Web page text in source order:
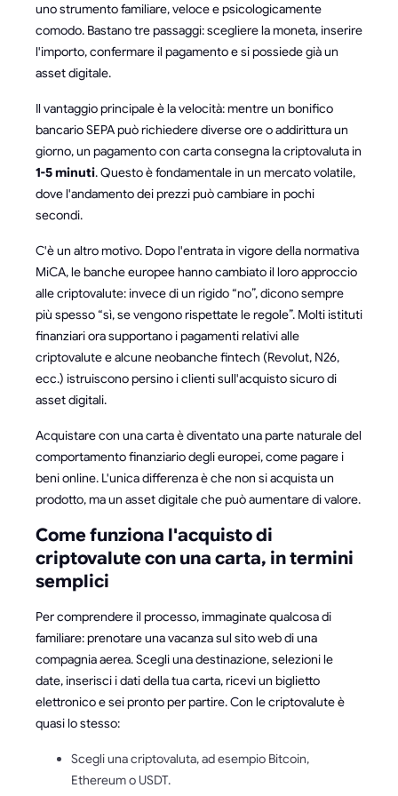
uno strumento familiare, veloce e psicologicamente
comodo. Bastano tre passaggi: scegliere la moneta, inserire
l'importo, confermare il pagamento e si possiede già un
asset digitale.
Il vantaggio principale è la velocità: mentre un bonifico
bancario SEPA può richiedere diverse ore o addirittura un
giorno, un pagamento con carta consegna la criptovaluta in
1-5 minuti. Questo è fondamentale in un mercato volatile,
dove l'andamento dei prezzi può cambiare in pochi
secondi.
C'è un altro motivo. Dopo l'entrata in vigore della normativa
MiCA, le banche europee hanno cambiato il loro approccio
alle criptovalute: invece di un rigido “no”, dicono sempre
più spesso “sì, se vengono rispettate le regole”. Molti istituti
finanziari ora supportano i pagamenti relativi alle
criptovalute e alcune neobanche fintech (Revolut, N26,
ecc.) istruiscono persino i clienti sull'acquisto sicuro di
asset digitali.
Acquistare con una carta è diventato una parte naturale del
comportamento finanziario degli europei, come pagare i
beni online. L'unica differenza è che non si acquista un
prodotto, ma un asset digitale che può aumentare di valore.
Come funziona l'acquisto di
criptovalute con una carta, in termini
semplici
Per comprendere il processo, immaginate qualcosa di
familiare: prenotare una vacanza sul sito web di una
compagnia aerea. Scegli una destinazione, selezioni le
date, inserisci i dati della tua carta, ricevi un biglietto
elettronico e sei pronto per partire. Con le criptovalute è
quasi lo stesso:
Scegli una criptovaluta, ad esempio Bitcoin,
Ethereum o USDT.